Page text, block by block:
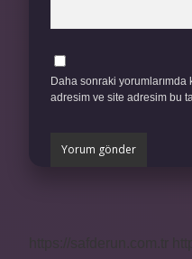
Daha sonraki yorumlarımda
adresim ve site adresim bu